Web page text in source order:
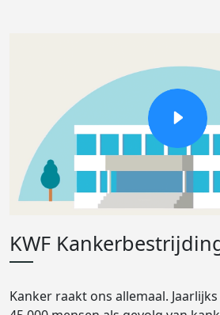
KWF
Kanker raakt ons allemaal.